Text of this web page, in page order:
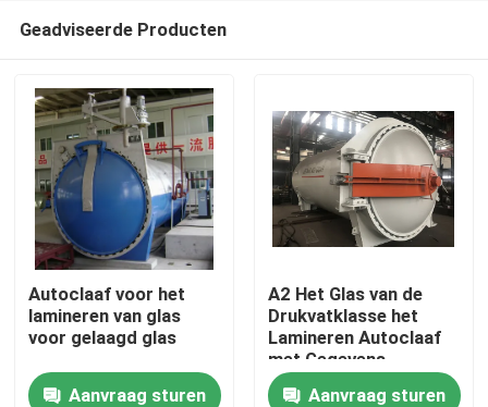
Geadviseerde Producten
Autoclaaf voor het
lamineren van glas
voor gelaagd glas
Aanvraag sturen
A2 Het Glas van de
Drukvatklasse het
Lamineren Autoclaaf
met Gegevens
Controle In real time
Aanvraag sturen